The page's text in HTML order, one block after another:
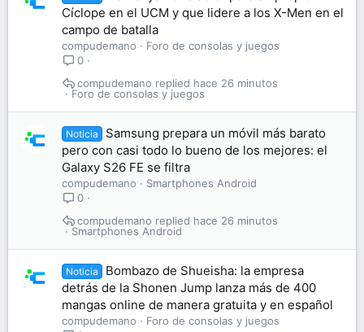
Cíclope en el UCM y que lidere a los X-Men en el
campo de batalla
compudemano
Foro de consolas y juegos
0
Foro de consolas y juegos
hace 26 minutos
compudemano
Noticia
Samsung prepara un móvil más barato
pero con casi todo lo bueno de los mejores: el
Galaxy S26 FE se filtra
compudemano
Smartphones Android
0
Smartphones Android
hace 26 minutos
compudemano
Noticia
Bombazo de Shueisha: la empresa
detrás de la Shonen Jump lanza más de 400
mangas online de manera gratuita y en español
compudemano
Foro de consolas y juegos